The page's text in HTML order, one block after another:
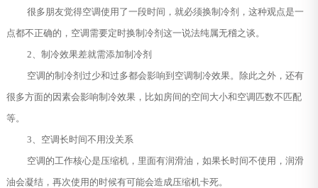
很多朋友觉得空调使用了一段时间，就必须换制冷剂，这种观点是一
点都不正确的，空调需要定时换制冷剂这一说法纯属无稽之谈。
2、制冷效果差就需添加制冷剂
空调的制冷剂过少和过多都会影响到空调制冷效果。除此之外，还有
很多方面的因素会影响制冷效果，比如房间的空间大小和空调匹数不匹配
等。
3、空调长时间不用没关系
空调的工作核心是压缩机，里面有润滑油，如果长时间不使用，润滑
油会凝结，再次使用的时候有可能会造成压缩机卡死。